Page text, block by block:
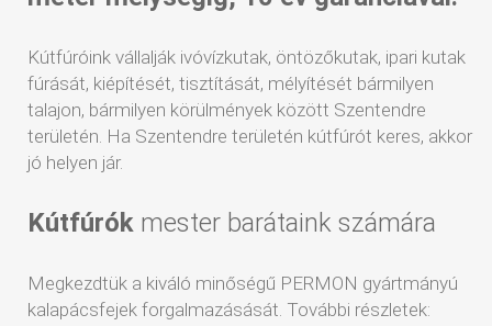
Kútfúróink vállalják ivóvízkutak, öntözőkutak, ipari kutak
fúrását, kiépítését, tisztítását, mélyítését bármilyen
talajon, bármilyen körülmények között Szentendre
területén. Ha Szentendre területén kútfúrót keres, akkor
jó helyen jár.
Kútfúrók mester barátaink számára
Megkezdtük a kiváló minőségű PERMON gyártmányú
kalapácsfejek forgalmazásását. További részletek: